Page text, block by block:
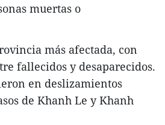
muertas o
más afectada, con
fallecidos y desaparecidos.
en deslizamientos
de Khanh Le y Khanh